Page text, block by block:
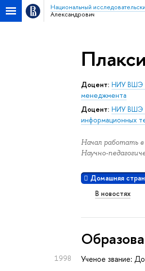
Национальный
Александрович
Доцент: НИУ ВШЭ
менеджмента
Доцент: НИУ ВШЭ
информационных
Начал работать
Научно-
Домашняя
В новостях
1998 Ученое звание: